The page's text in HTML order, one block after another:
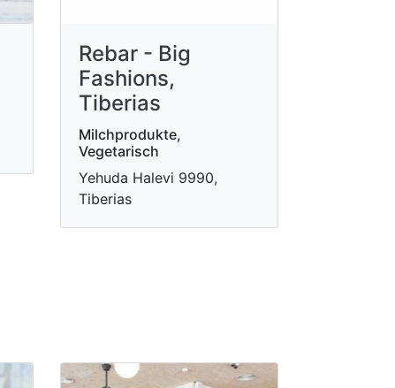
Rebar - Big
Fashions,
Tiberias
Milchprodukte,
Vegetarisch
Yehuda Halevi 9990,
Tiberias